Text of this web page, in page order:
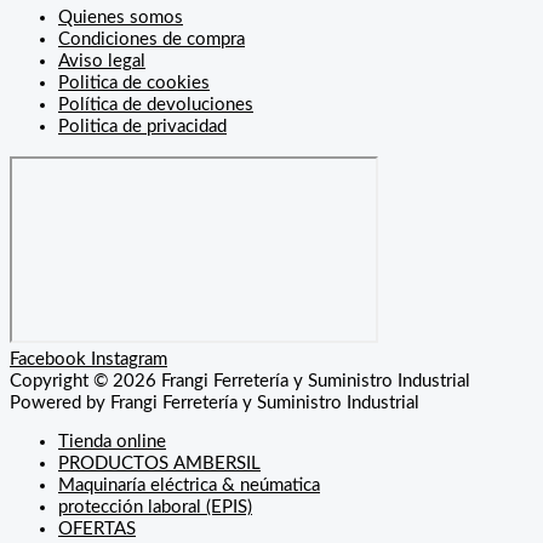
Quienes somos
Condiciones de compra
Aviso legal
Politica de cookies
Política de devoluciones
Politica de privacidad
Facebook
Instagram
Copyright © 2026 Frangi Ferretería y Suministro Industrial
Powered by Frangi Ferretería y Suministro Industrial
Tienda online
PRODUCTOS AMBERSIL
Maquinaría eléctrica & neúmatica
protección laboral (EPIS)
OFERTAS